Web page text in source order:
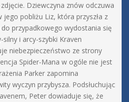
Dziewczyna znów odczuwa
jego pobliżu Liz, która przyszła z
przypadkowego wydostania się
i arcy-szybki Kraven
niebezpieczeństwo ze strony
Spider-Mana w ogóle nie jest
Parker zapomina
wyczyn przybysza. Podsłuchując
Peter dowiaduje się, że